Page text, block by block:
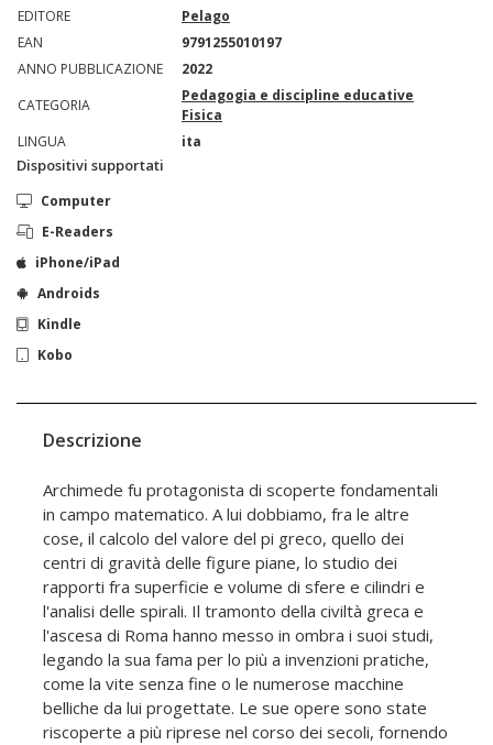
EDITORE
Pelago
EAN
9791255010197
ANNO PUBBLICAZIONE
2022
CATEGORIA
Pedagogia e discipline educative
Fisica
LINGUA
ita
Dispositivi supportati
Computer
E-Readers
iPhone/iPad
Androids
Kindle
Kobo
Descrizione
Archimede fu protagonista di scoperte fondamentali
in campo matematico. A lui dobbiamo, fra le altre
cose, il calcolo del valore del pi greco, quello dei
centri di gravità delle figure piane, lo studio dei
rapporti fra superficie e volume di sfere e cilindri e
l'analisi delle spirali. Il tramonto della civiltà greca e
l'ascesa di Roma hanno messo in ombra i suoi studi,
legando la sua fama per lo più a invenzioni pratiche,
come la vite senza fine o le numerose macchine
belliche da lui progettate. Le sue opere sono state
riscoperte a più riprese nel corso dei secoli, fornendo